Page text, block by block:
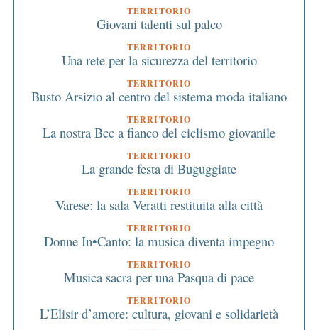
TERRITORIO
Giovani talenti sul palco
TERRITORIO
Una rete per la sicurezza del territorio
TERRITORIO
Busto Arsizio al centro del sistema moda italiano
TERRITORIO
La nostra Bcc a fianco del ciclismo giovanile
TERRITORIO
La grande festa di Buguggiate
TERRITORIO
Varese: la sala Veratti restituita alla città
TERRITORIO
Donne In•Canto: la musica diventa impegno
TERRITORIO
Musica sacra per una Pasqua di pace
TERRITORIO
L’Elisir d’amore: cultura, giovani e solidarietà